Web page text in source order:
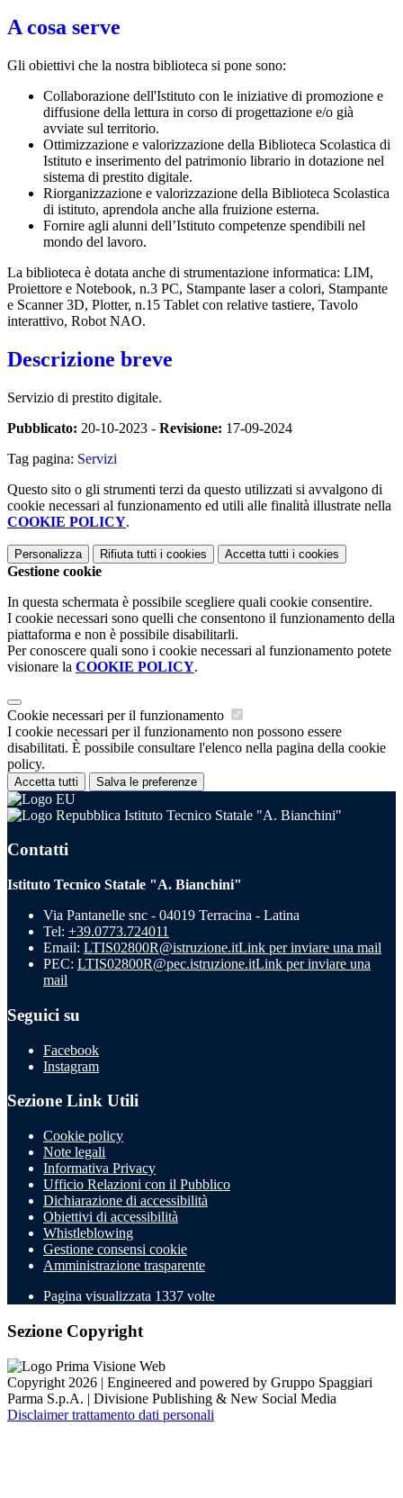
A cosa serve
Gli obiettivi che la nostra biblioteca si pone sono:
Collaborazione dell'Istituto con le iniziative di promozione e
diffusione della lettura in corso di progettazione e/o già
avviate sul territorio.
Ottimizzazione e valorizzazione della Biblioteca Scolastica di
Istituto e inserimento del patrimonio librario in dotazione nel
sistema di prestito digitale.
Riorganizzazione e valorizzazione della Biblioteca Scolastica
di istituto, aprendola anche alla fruizione esterna.
Fornire agli alunni dell’Istituto competenze spendibili nel
mondo del lavoro.
La biblioteca è dotata anche di strumentazione informatica: LIM,
Proiettore e Notebook, n.3 PC, Stampante laser a colori, Stampante
e Scanner 3D, Plotter, n.15 Tablet con relative tastiere, Tavolo
interattivo, Robot NAO.
Descrizione breve
Servizio di prestito digitale.
Pubblicato: 20-10-2023 - Revisione: 17-09-2024
Tag pagina: Servizi
Questo sito o gli strumenti terzi da questo utilizzati si avvalgono di
cookie necessari al funzionamento ed utili alle finalità illustrate nella
COOKIE POLICY.
Personalizza Rifiuta tutti i cookies Accetta tutti i cookies
Gestione cookie
In questa schermata è possibile scegliere quali cookie consentire.
I cookie necessari sono quelli che consentono il funzionamento della
piattaforma e non è possibile disabilitarli.
Per conoscere quali sono i cookie necessari al funzionamento potete
visionare la COOKIE POLICY.
Cookie necessari per il funzionamento
I cookie necessari per il funzionamento non possono essere
disabilitati. È possibile consultare l'elenco nella pagina della cookie
policy.
Accetta tutti Salva le preferenze
Istituto Tecnico Statale "A. Bianchini"
Contatti
Istituto Tecnico Statale "A. Bianchini"
Via Pantanelle snc - 04019 Terracina - Latina
Tel: +39.0773.724011
Email: LTIS02800R@istruzione.itLink per inviare una mail
PEC: LTIS02800R@pec.istruzione.itLink per inviare una
mail
Seguici su
Facebook
Instagram
Sezione Link Utili
Cookie policy
Note legali
Informativa Privacy
Ufficio Relazioni con il Pubblico
Dichiarazione di accessibilità
Obiettivi di accessibilità
Whistleblowing
Gestione consensi cookie
Amministrazione trasparente
Pagina visualizzata 1337 volte
Sezione Copyright
Copyright 2026 | Engineered and powered by Gruppo Spaggiari
Parma S.p.A. | Divisione Publishing & New Social Media
Disclaimer trattamento dati personali